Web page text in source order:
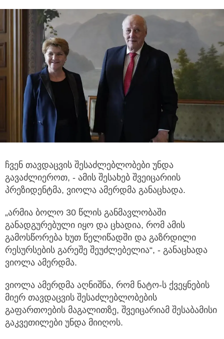
ჩვენ თავდაცვის შესაძლებლობები უნდა
გავაძლიეროთ, - ამის შესახებ შვეიცარიის
პრეზიდენტმა, ვიოლა ამერდმა განაცხადა.
„არმია ბოლო 30 წლის განმავლობაში
განადგურებული იყო და ცხადია, რომ ამის
გამოსწორება ხუთ წელიწადში და გაზრდილი
რესურსების გარეშე შეუძლებელია“, - განაცხადა
ვიოლა ამერდმა.
ვიოლა ამერდმა აღნიშნა, რომ ნატო-ს ქვეყნების
მიერ თავდაცვის შესაძლებლობების
გაფართოების მაგალითზე, შვეიცარიამ შესაბამისი
გაკვეთილები უნდა მიიღოს.